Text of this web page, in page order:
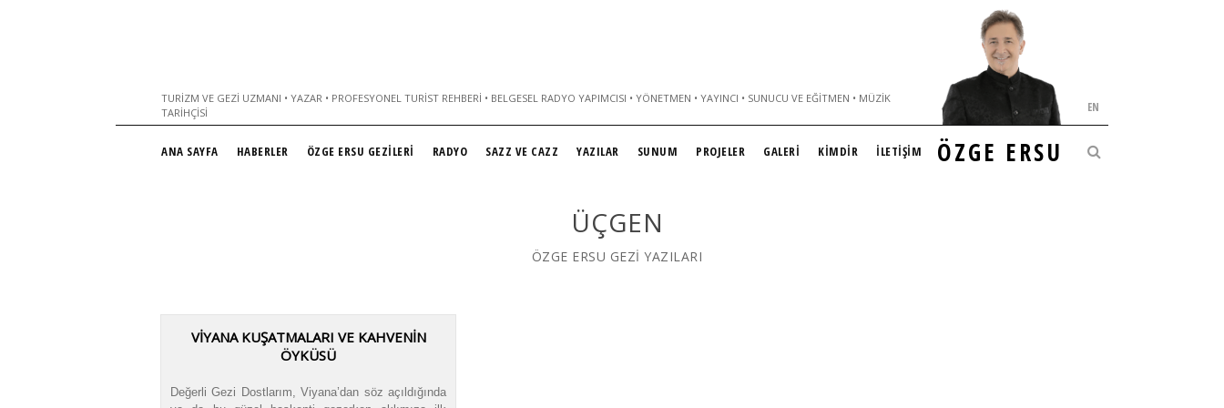
TURIZM VE GEZI UZMANI • YAZAR • PROFESYONEL TURIST REHBERI • BELGESEL RADYO YAPIMCISI • YÖNETMEN • YAYINCI • SUNUCU VE EĞITMEN • MÜZIK
TARIHÇISI
ÖZGE ERSU
EN
ANA SAYFA HABERLER ÖZGE ERSU GEZİLERİ RADYO SAZZ VE CAZZ YAZILAR SUNUM PROJELER GALERİ KİMDİR İLETİŞİM
ÜÇGEN
ÖZGE ERSU GEZİ YAZILARI
VİYANA KUŞATMALARI VE KAHVENİN
ÖYKÜSÜ
Değerli Gezi Dostlarım, Viyana’dan söz açıldığında